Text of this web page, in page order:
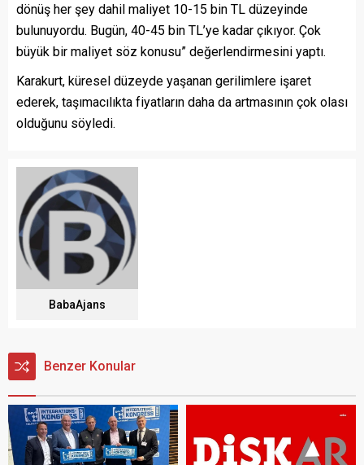
dönüş her şey dahil maliyet 10-15 bin TL düzeyinde
bulunuyordu. Bugün, 40-45 bin TL’ye kadar çıkıyor. Çok
büyük bir maliyet söz konusu” değerlendirmesini yaptı.
Karakurt, küresel düzeyde yaşanan gerilimlere işaret
ederek, taşımacılıkta fiyatların daha da artmasının çok olası
olduğunu söyledi.
BabaAjans
Benzer Konular